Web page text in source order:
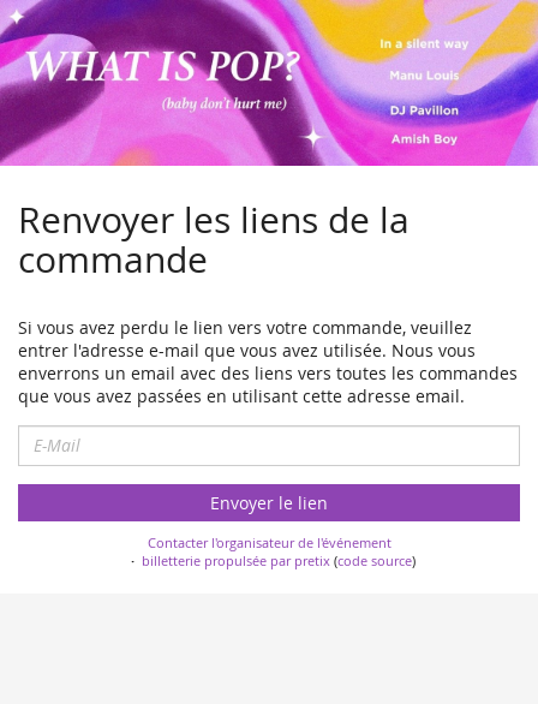
Renvoyer les liens de la
commande
Si vous avez perdu le lien vers votre commande, veuillez
entrer l'adresse e-mail que vous avez utilisée. Nous vous
enverrons un email avec des liens vers toutes les commandes
que vous avez passées en utilisant cette adresse email.
Mail
Envoyer le lien
Contacter l'organisateur de l'événement
billetterie propulsée par pretix (code source)